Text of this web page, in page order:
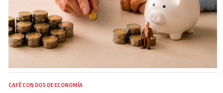
CAFÉ CON DOS DE ECONOMÍA